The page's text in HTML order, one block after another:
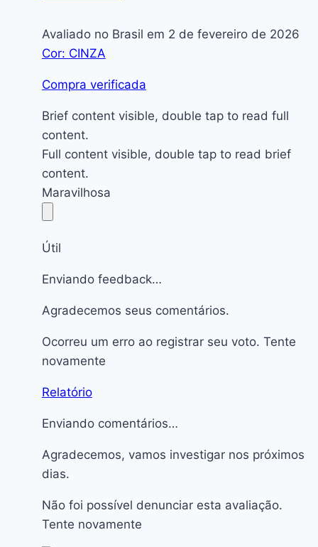
Avaliado no Brasil em 2 de fevereiro de 2026
Cor: CINZA
Compra verificada
Brief content visible, double tap to read full
content.
Full content visible, double tap to read brief
content.
Maravilhosa
Útil
Enviando feedback…
Agradecemos seus comentários.
Ocorreu um erro ao registrar seu voto. Tente
novamente
Relatório
Enviando comentários…
Agradecemos, vamos investigar nos próximos
dias.
Não foi possível denunciar esta avaliação.
Tente novamente